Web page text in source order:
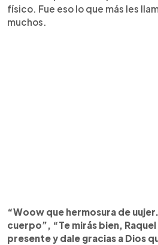
físico. Fue eso lo que más les
muchos.
“Woow que hermosura de
cuerpo”, “Te mirás bien,
presente y dale gracias a Dios